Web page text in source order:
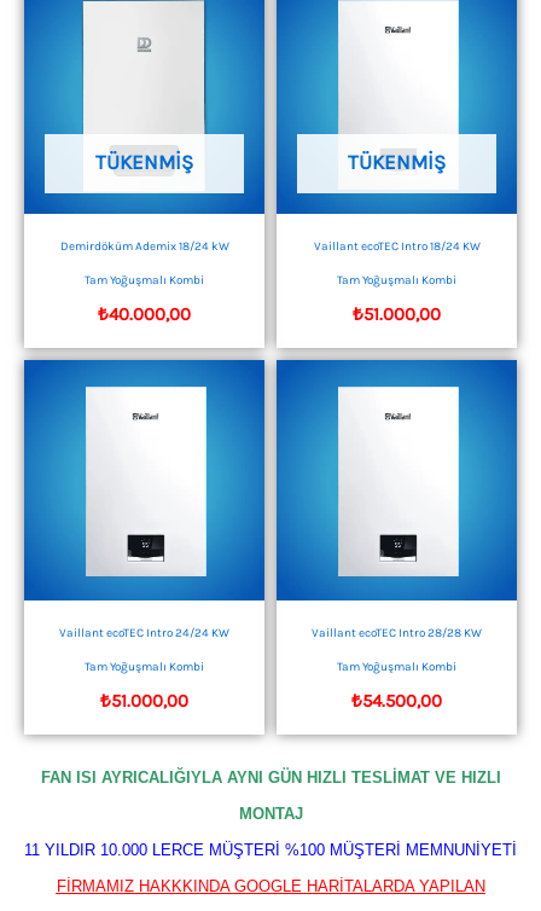
TÜKENMIŞ
Demirdöküm Ademix 18/24 kW
Tam Yoğuşmalı Kombi
₺40.000,00
TÜKENMIŞ
Vaillant ecoTEC Intro 18/24 KW
Tam Yoğuşmalı Kombi
₺51.000,00
Vaillant ecoTEC Intro 24/24 KW
Tam Yoğuşmalı Kombi
₺51.000,00
Vaillant ecoTEC Intro 28/28 KW
Tam Yoğuşmalı Kombi
₺54.500,00
FAN ISI AYRICALIĞIYLA AYNI GÜN HIZLI TESLİMAT VE HIZLI
MONTAJ
11 YILDIR 10.000 LERCE MÜŞTERİ %100 MÜŞTERİ MEMNUNİYETİ
FİRMAMIZ HAKKKINDA GOOGLE HARİTALARDA YAPILAN